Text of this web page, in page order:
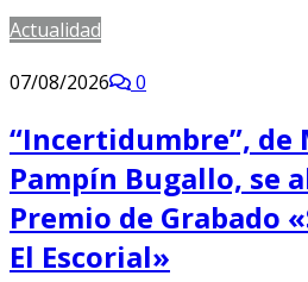
Actualidad
07/08/2026
0
“Incertidumbre”, de
Pampín Bugallo, se
Premio de Grabado
El Escorial»